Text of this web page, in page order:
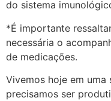
do sistema
*É importante
necessária o
de medicações.
Vivemos hoje em
precisamos ser